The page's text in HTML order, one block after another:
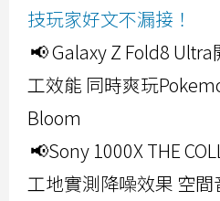
技玩家好文不漏接！
📢 Galaxy Z Fold8
工效能 同時爽玩
Bloom
📢Sony 1000X THE
工地實測降噪效果 空